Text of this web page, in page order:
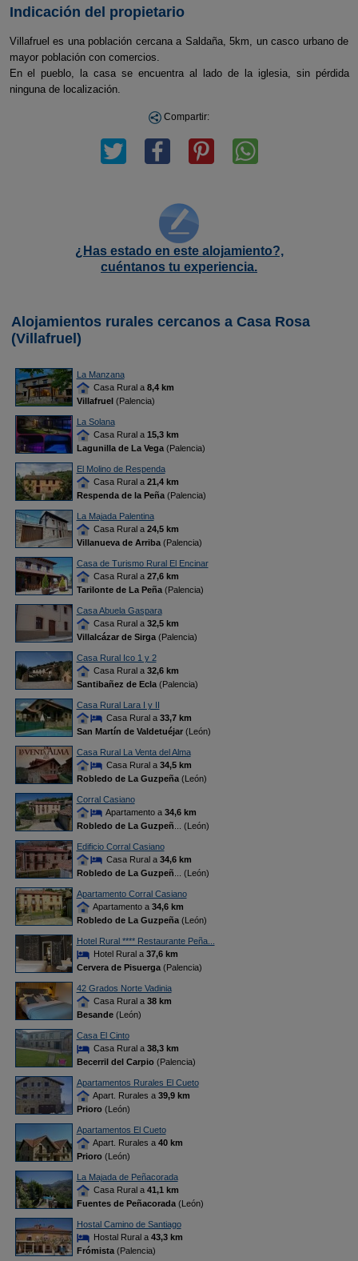
Indicación del propietario
Villafruel es una población cercana a Saldaña, 5km, un casco urbano de
mayor población con comercios.
En el pueblo, la casa se encuentra al lado de la iglesia, sin pérdida
ninguna de localización.
Compartir:
¿Has estado en este alojamiento?,
cuéntanos tu experiencia.
Alojamientos rurales cercanos a Casa Rosa
(Villafruel)
La Manzana
Casa Rural a 8,4 km
Villafruel(Palencia)
La Solana
Casa Rural a 15,3 km
Lagunilla de La Vega(Palencia)
El Molino de Respenda
Casa Rural a 21,4 km
Respenda de la Peña(Palencia)
La Majada Palentina
Casa Rural a 24,5 km
Villanueva de Arriba(Palencia)
Casa de Turismo Rural El Encinar
Casa Rural a 27,6 km
Tarilonte de La Peña(Palencia)
Casa Abuela Gaspara
Casa Rural a 32,5 km
Villalcázar de Sirga(Palencia)
Casa Rural Ico 1 y 2
Casa Rural a 32,6 km
Santibañez de Ecla(Palencia)
Casa Rural Lara I y II
Casa Rural a 33,7 km
San Martín de Valdetuéjar(León)
Casa Rural La Venta del Alma
Casa Rural a 34,5 km
Robledo de La Guzpeña(León)
Corral Casiano
Apartamento a 34,6 km
Robledo de La Guzpeñ ... (León)
Edificio Corral Casiano
Casa Rural a 34,6 km
Robledo de La Guzpeñ ... (León)
Apartamento Corral Casiano
Apartamento a 34,6 km
Robledo de La Guzpeña(León)
Hotel Rural **** Restaurante Peña...
Hotel Rural a 37,6 km
Cervera de Pisuerga(Palencia)
42 Grados Norte Vadinia
Casa Rural a 38 km
Besande(León)
Casa El Cinto
Casa Rural a 38,3 km
Becerril del Carpio(Palencia)
Apartamentos Rurales El Cueto
Apart. Rurales a 39,9 km
Prioro(León)
Apartamentos El Cueto
Apart. Rurales a 40 km
Prioro(León)
La Majada de Peñacorada
Casa Rural a 41,1 km
Fuentes de Peñacorada(León)
Hostal Camino de Santiago
Hostal Rural a 43,3 km
Frómista(Palencia)